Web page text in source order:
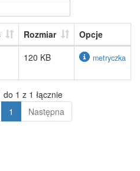
Rozmiar
Opcje
120 KB metryczka
1 z 1 łącznie
1 Następna